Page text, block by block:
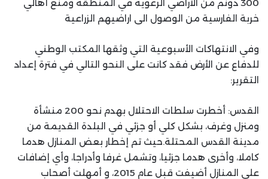
300 دونم من الأراضي الرعوية في المنطقة ومنع أهالي
خربة الفارسية من الوصول الى اراضيهم الزراعية
وفي الانتهاكات الأسبوعية التي وثقها المكتب الوطني
للدفاع عن الأرض فقد كانت على النحو التالي في فترة إعداد
التقرير:
القدس: أخطرت سلطات الاحتلال بهدم نحو 200 منشأة
ومنزل وغرف، بشكل كلي أو جزئي في البلدة القديمة من
مدينة القدس المحتلة.حيث تم إخطار بعض المنازل هدما
كاملا، وأخرى هدما جزئيا، وتشمل غرفا وأدراجا، وأي إضافات
على المنازل أضيفت قبل عام 2015، و أمهلت أصحاب